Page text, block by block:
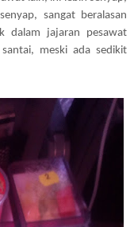
sangat beralasan
dalam jajaran pesawat
meski ada sedikit